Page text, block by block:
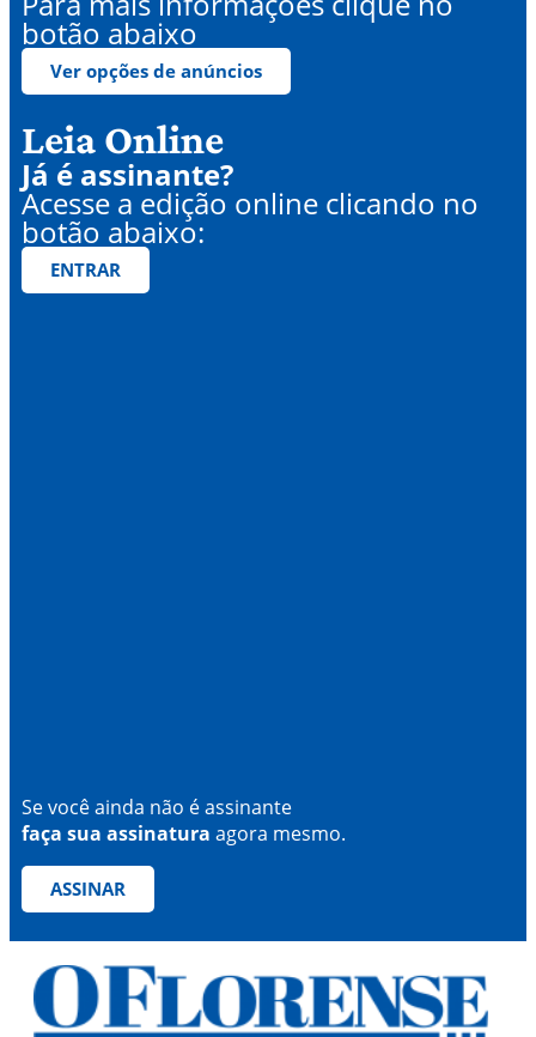
botão abaixo
Ver opções de anúncios
Leia Online
Já é assinante?
Acesse a edição online clicando no
botão abaixo:
ENTRAR
Se você ainda não é assinante
faça sua assinatura agora mesmo.
ASSINAR